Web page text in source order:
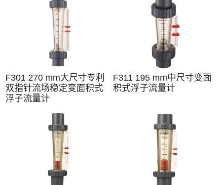
F301 270 mm大尺寸专利
双指针流场稳定变面积式
浮子流量计
F311 195 mm中尺寸变面
积式浮子流量计